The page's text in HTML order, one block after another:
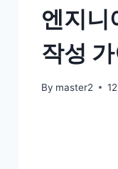
엔지니
작성
By master2